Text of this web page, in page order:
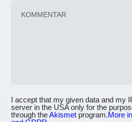
I accept that my given data and my
server in the USA only for the
through theAkismet program.More